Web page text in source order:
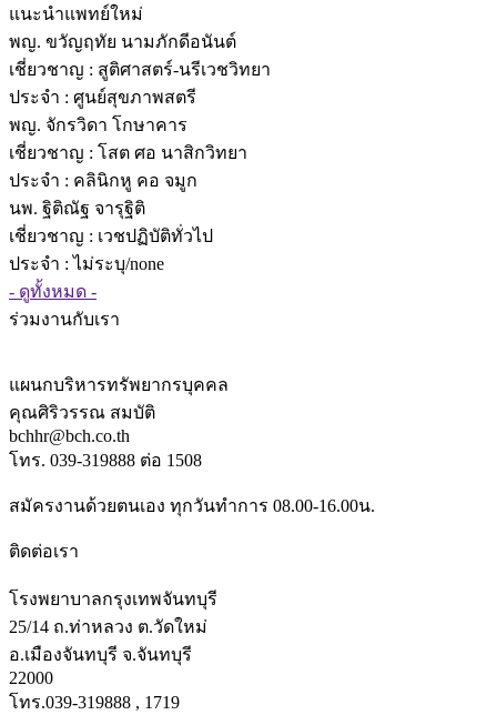
แนะนำแพทย์ใหม่
พญ. ขวัญฤทัย นามภักดีอนันต์
เชี่ยวชาญ : สูติศาสตร์-นรีเวชวิทยา
ประจำ : ศูนย์สุขภาพสตรี
พญ. จักรวิดา โกษาคาร
เชี่ยวชาญ : โสต ศอ นาสิกวิทยา
ประจำ : คลินิกหู คอ จมูก
นพ. ฐิติณัฐ จารุฐิติ
เชี่ยวชาญ : เวชปฏิบัติทั่วไป
ประจำ : ไม่ระบุ/none
- ดูทั้งหมด -
ร่วมงานกับเรา
แผนกบริหารทรัพยากรบุคคล
คุณศิริวรรณ สมบัติ
bchhr@bch.co.th
โทร. 039-319888 ต่อ 1508
สมัครงานด้วยตนเอง ทุกวันทำการ 08.00-16.00น.
ติดต่อเรา
โรงพยาบาลกรุงเทพจันทบุรี
25/14 ถ.ท่าหลวง ต.วัดใหม่
อ.เมืองจันทบุรี จ.จันทบุรี
22000
โทร.039-319888 , 1719